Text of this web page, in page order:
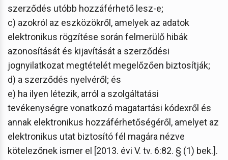
szerződés utóbb hozzáférhető lesz-e;
c) azokról az eszközökről, amelyek az adatok
elektronikus rögzítése során felmerülő hibák
azonosítását és kijavítását a szerződési
jognyilatkozat megtételét megelőzően biztosítják;
d) a szerződés nyelvéről; és
e) ha ilyen létezik, arról a szolgáltatási
tevékenységre vonatkozó magatartási kódexről és
annak elektronikus hozzáférhetőségéről, amelyet az
elektronikus utat biztosító fél magára nézve
kötelezőnek ismer el [2013. évi V. tv. 6:82. § (1) bek.].